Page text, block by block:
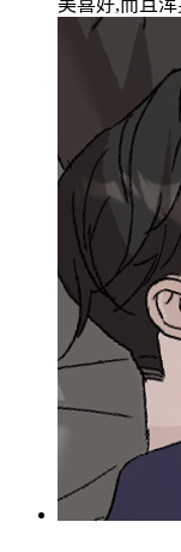
美喜好,而且